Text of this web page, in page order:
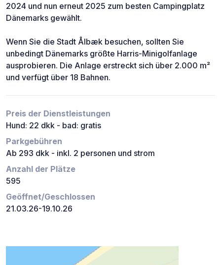
2024 und nun erneut 2025 zum besten Campingplatz
Dänemarks gewählt.
Wenn Sie die Stadt Ålbæk besuchen, sollten Sie
unbedingt Dänemarks größte Harris-Minigolfanlage
ausprobieren. Die Anlage erstreckt sich über 2.000 m²
und verfügt über 18 Bahnen.
Preis der Dienstleistungen
Hund: 22 dkk - bad: gratis
Parkgebühren
Ab 293 dkk - inkl. 2 personen und strom
Anzahl der Plätze
595
Geöffnet/Geschlossen
21.03.26-19.10.26